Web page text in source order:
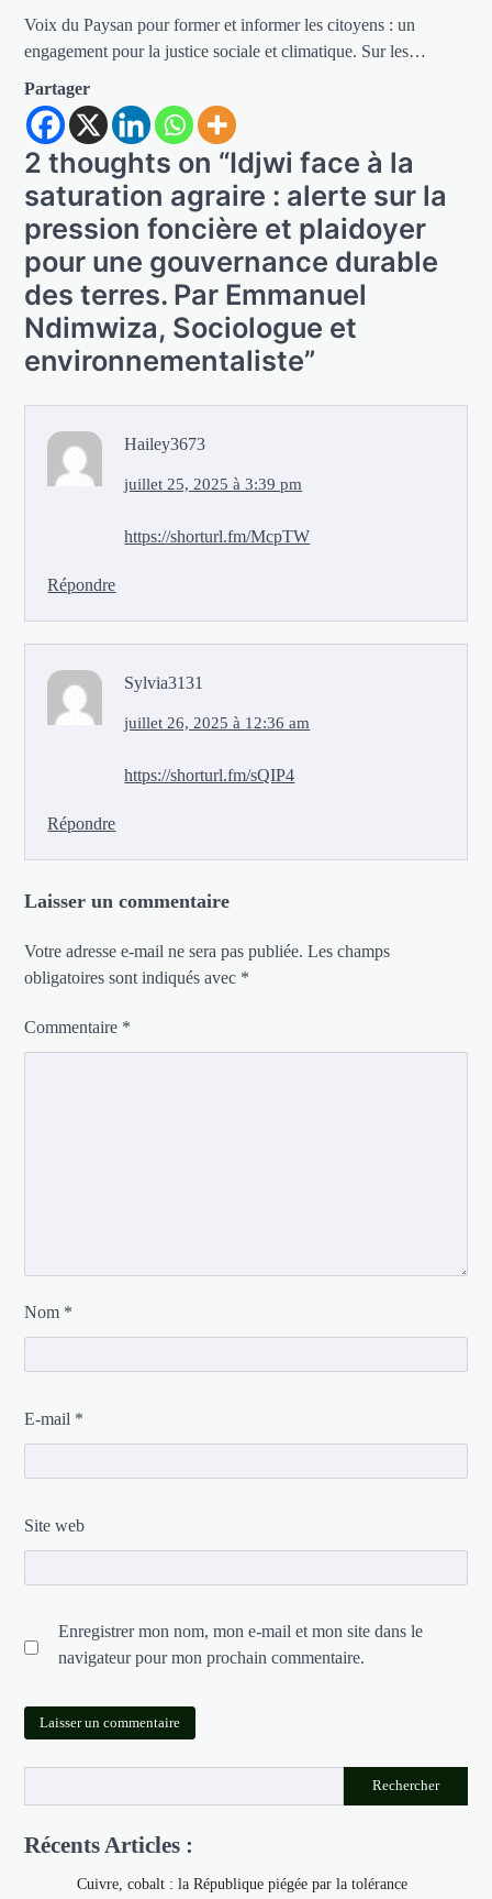
Voix du Paysan pour former et informer les citoyens : un
engagement pour la justice sociale et climatique. Sur les…
Partager
2 thoughts on “Idjwi face à la
saturation agraire : alerte sur la
pression foncière et plaidoyer
pour une gouvernance durable
des terres. Par Emmanuel
Ndimwiza, Sociologue et
environnementaliste”
Hailey3673
juillet 25, 2025 à 3:39 pm
https://shorturl.fm/McpTW
Répondre
Sylvia3131
juillet 26, 2025 à 12:36 am
https://shorturl.fm/sQIP4
Répondre
Laisser un commentaire
Votre adresse e-mail ne sera pas publiée. Les champs
obligatoires sont indiqués avec *
Commentaire *
Nom *
E-mail *
Site web
Enregistrer mon nom, mon e-mail et mon site dans le
navigateur pour mon prochain commentaire.
Rechercher
Récents Articles :
Cuivre, cobalt : la République piégée par la tolérance